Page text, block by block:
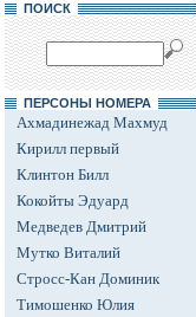
ПОИСК
ПЕРСОНЫ НОМЕРА
Ахмадинежад Махмуд
Кирилл первый
Клинтон Билл
Кокойты Эдуард
Медведев Дмитрий
Мутко Виталий
Стросс-Кан Доминик
Тимошенко Юлия